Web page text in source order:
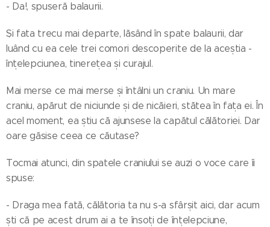
- Da!, spuseră balaurii.
Și fata trecu mai departe, lăsând în spate balaurii, dar
luând cu ea cele trei comori descoperite de la aceștia -
înțelepciunea, tinerețea și curajul.
Mai merse ce mai merse și întâlni un craniu. Un mare
craniu, apărut de niciunde și de nicăieri, stătea în fața ei. În
acel moment, ea știu că ajunsese la capătul călătoriei. Dar
oare găsise ceea ce căutase?
Tocmai atunci, din spatele craniului se auzi o voce care îi
spuse:
- Draga mea fată, călătoria ta nu s-a sfârșit aici, dar acum
ști că pe acest drum ai a te însoți de înțelepciune,